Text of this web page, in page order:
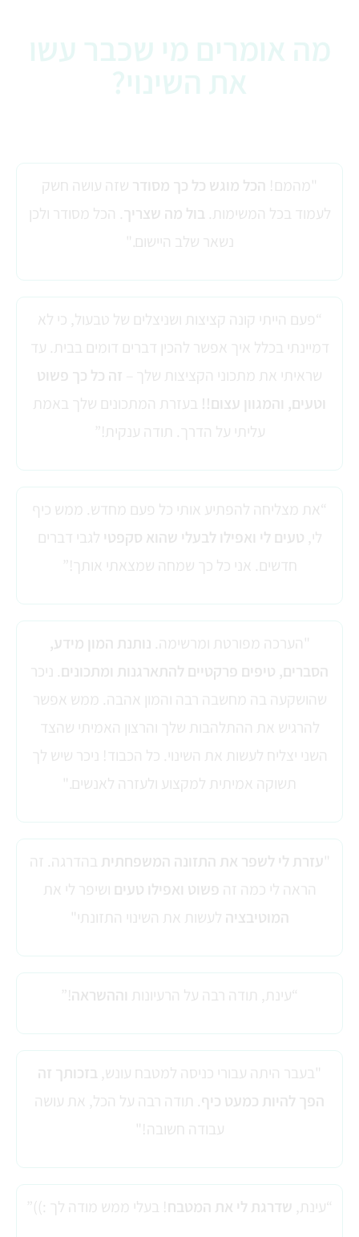
מה אומרים מי שכבר עשו
את השינוי?
"מהמם! הכל מוגש כל כך מסודר שזה עושה חשק
לעמוד בכל המשימות. בול מה שצריך. הכל מסודר ולכן
נשאר שלב היישום."
“פעם הייתי קונה קציצות ושניצלים של טבעול, כי לא
דמיינתי בכלל איך אפשר להכין דברים דומים בבית. עד
שראיתי את מתכוני הקציצות שלך – זה כל כך פשוט
וטעים, והמגוון עצום!! בעזרת המתכונים שלך באמת
עליתי על הדרך. תודה ענקית!”
“את מצליחה להפתיע אותי כל פעם מחדש. ממש כיף
לי, טעים לי ואפילו לבעלי שהוא סקפטי לגבי דברים
חדשים. אני כל כך שמחה שמצאתי אותך!”
"הערכה מפורטת ומרשימה. נותנת המון מידע,
הסברים, טיפים פרקטיים להתארגנות ומתכונים. ניכר
שהושקעה בה מחשבה רבה והמון אהבה. ממש אפשר
להרגיש את ההתלהבות שלך והרצון האמיתי שהצד
השני יצליח לעשות את השינוי. כל הכבוד! ניכר שיש לך
תשוקה אמיתית למקצוע ולעזרה לאנשים."
"עזרת לי לשפר את התזונה המשפחתית בהדרגה. זה
הראה לי כמה זה פשוט ואפילו טעים ושיפר לי את
המוטיבציה לעשות את השינוי התזונתי"
“עינת, תודה רבה על הרעיונות וההשראה!”
"בעבר היתה עבורי כניסה למטבח עונש, בזכותך זה
הפך להיות כמעט כיף. תודה רבה על הכל, את עושה
עבודה חשובה!"
“עינת, שדרגת לי את המטבח! בעלי ממש מודה לך :))”